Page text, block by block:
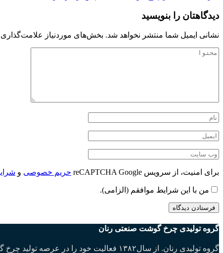
دیدگاهتان را بنویسید
نشانی ایمیل شما منتشر نخواهد شد. بخش‌های موردنیاز علامت‌گذاری
برای امنیت، از سرویس reCAPTCHA Google حریم خصوصی و
من با این شرایط موافقم (الزامی).
گروه تولیدی چرخ گوشت صنعتی رنان